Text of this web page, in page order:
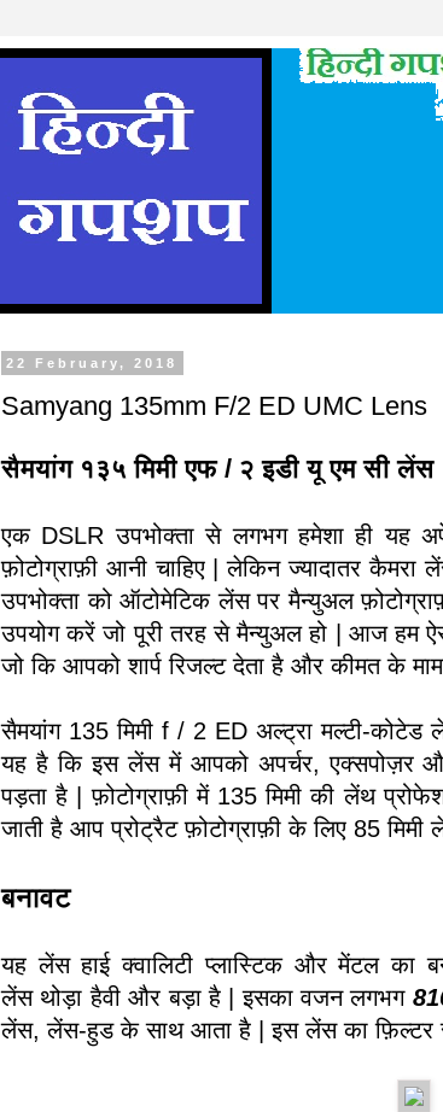
22 February, 2018
Samyang 135mm F/2 ED UMC Lens
सैमयांग १३५ मिमी एफ / २ इडी यू एम सी लेंस
एक DSLR उपभोक्ता से लगभग हमेशा ही यह
फ़ोटोग्राफ़ी आनी चाहिए | लेकिन ज्यादातर
उपभोक्ता को ऑटोमेटिक लेंस पर मैन्युअल
उपयोग करें जो पूरी तरह से मैन्युअल हो | आज हम
जो कि आपको शार्प रिजल्ट देता है और कीमत के
सैमयांग 135 मिमी f / 2 ED अल्ट्रा मल्टी-
यह है कि इस लेंस में आपको अपर्चर, एक्सपोज़र
पड़ता है | फ़ोटोग्राफ़ी में 135 मिमी की लेंथ
जाती है आप प्रोट्रैट फ़ोटोग्राफ़ी के लिए 85
बनावट
यह लेंस हाई क्वालिटी प्लास्टिक और मेंटल
लेंस थोड़ा हैवी और बड़ा है | इसका वजन लगभग
लेंस, लेंस-हुड के साथ आता है | इस लेंस का फ़िल्टर